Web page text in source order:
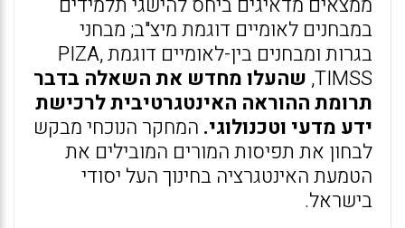
במבחנים לאומיים דוגמת מיצ"ב; מבחני
בגרות ומבחנים בין-לאומיים דוגמת PIZA,
TIMSS, שהעלו מחדש את השאלה בדבר
תרומת ההוראה האינטגרטיבית לרכישת
ידע מדעי וטכנולוגי. המחקר הנוכחי מבקש
לבחון את תפיסות המורים המובילים את
הטמעת האינטגרציה בחינוך העל יסודי
בישראל.